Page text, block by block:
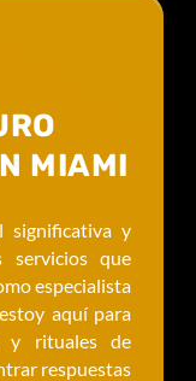
MIAMI
significativa y
que
especialista
aquí para
y rituales de
respuestas